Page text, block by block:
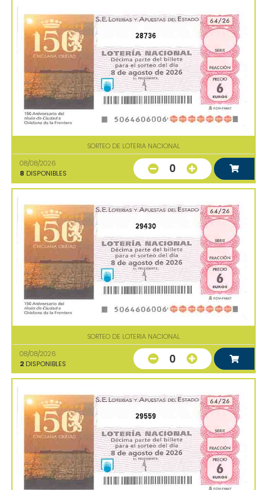
28736
SORTEO DE LOTERIA NACIONAL
08/08/2026
8 DISPONIBLES 0
29430
SORTEO DE LOTERIA NACIONAL
08/08/2026
2 DISPONIBLES 0
29559